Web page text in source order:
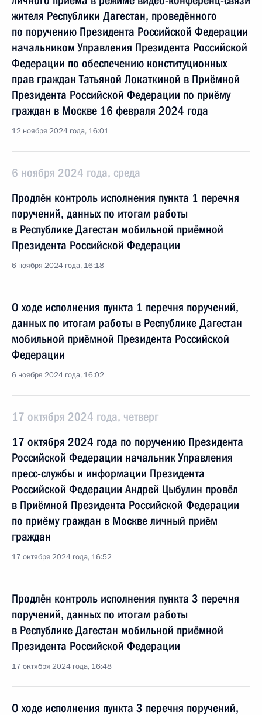
жителя Республики Дагестан, проведённого
по поручению Президента Российской Федерации
начальником Управления Президента Российской
Федерации по обеспечению конституционных
прав граждан Татьяной Локаткиной в Приёмной
Президента Российской Федерации по приёму
граждан в Москве 16 февраля 2024 года
12 ноября 2024 года, 16:01
6 ноября 2024 года, среда
Продлён контроль исполнения пункта 1 перечня
поручений, данных по итогам работы
в Республике Дагестан мобильной приёмной
Президента Российской Федерации
6 ноября 2024 года, 16:18
О ходе исполнения пункта 1 перечня поручений,
данных по итогам работы в Республике Дагестан
мобильной приёмной Президента Российской
Федерации
6 ноября 2024 года, 16:02
17 октября 2024 года, четверг
17 октября 2024 года по поручению Президента
Российской Федерации начальник Управления
пресс-службы и информации Президента
Российской Федерации Андрей Цыбулин провёл
в Приёмной Президента Российской Федерации
по приёму граждан в Москве личный приём
граждан
17 октября 2024 года, 16:52
Продлён контроль исполнения пункта 3 перечня
поручений, данных по итогам работы
в Республике Дагестан мобильной приёмной
Президента Российской Федерации
17 октября 2024 года, 16:48
О ходе исполнения пункта 3 перечня поручений,